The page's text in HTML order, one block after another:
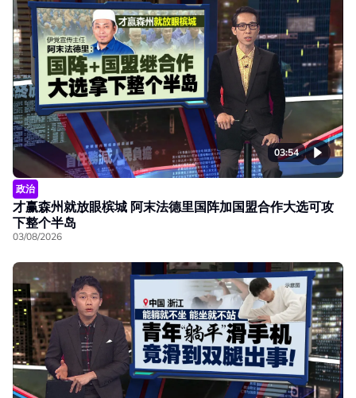
03:54
政治
才赢森州就放眼槟城 阿末法德里国阵加国盟合作大选可攻
下整个半岛
03/08/2026